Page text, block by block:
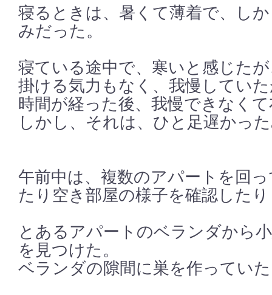
寝るときは、暑くて薄着で、し
みだった。
寝ている途中で、寒いと感じた
掛ける気力もなく、我慢してい
時間が経った後、我慢できなく
しかし、それは、ひと足遅かっ
午前中は、複数のアパートを回
たり空き部屋の様子を確認した
とあるアパートのベランダから
を見つけた。
ベランダの隙間に巣を作ってい